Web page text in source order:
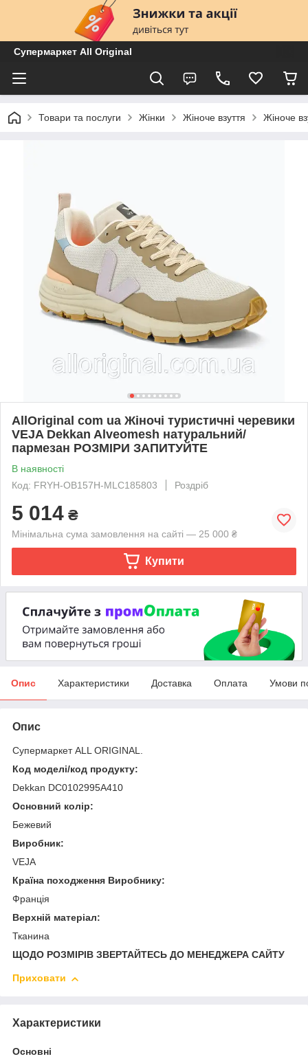
Супермаркет All Original
Товари та послуги Жінки Жіноче взуття Жіноче
AllOriginal com ua Жіночі туристичні черевики
VEJA Dekkan Alveomesh натуральний/
пармезан РОЗМІРИ ЗАПИТУЙТЕ
В наявності
Код: FRYH-OB157H-MLC185803
Роздріб
5 014 ₴
Мінімальна сума замовлення на сайті — 25 000 ₴
Купити
Опис Характеристики Доставка Оплата Умови
Опис
Супермаркет ALL ORIGINAL.
Код моделі/код продукту:
Dekkan DC0102995A410
Основний колір:
Бежевий
Виробник:
VEJA
Країна походження Виробнику:
Франція
Верхній матеріал:
Тканина
ЩОДО РОЗМІРІВ ЗВЕРТАЙТЕСЬ ДО МЕНЕДЖЕРА САЙТУ
Приховати
Характеристики
Основні